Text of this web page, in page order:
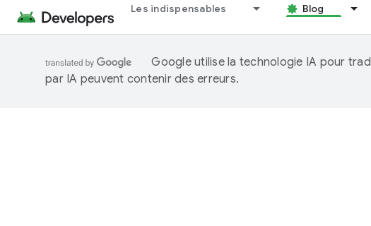
Les indispensables Blog
Google utilise la technologie IA pour
par IA peuvent contenir des erreurs.